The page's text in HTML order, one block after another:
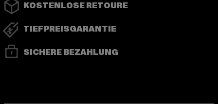
KOSTENLOSE RETOURE
TIEFPREISGARANTIE
SICHERE BEZAHLUNG